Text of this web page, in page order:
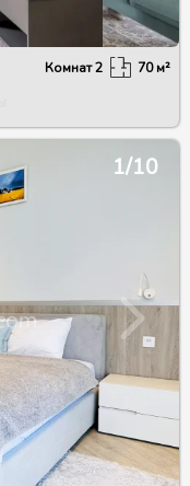
Комнат2 70м²
1/10